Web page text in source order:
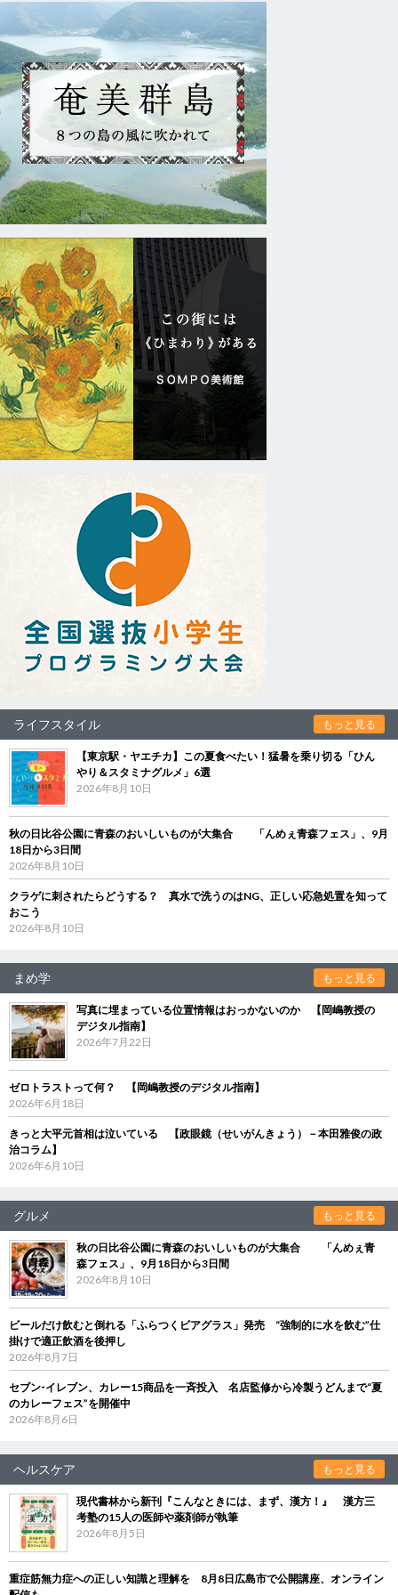
ライフスタイル もっと見る
【東京駅・ヤエチカ】この夏食べたい！猛暑を乗り切る「ひん
やり＆スタミナグルメ」6選
2026年8月10日
秋の日比谷公園に青森のおいしいものが大集合 「んめぇ青森フェス」、9月
18日から3日間
2026年8月10日
クラゲに刺されたらどうする？ 真水で洗うのはNG、正しい応急処置を知って
おこう
2026年8月10日
まめ学 もっと見る
写真に埋まっている位置情報はおっかないのか 【岡嶋教授の
デジタル指南】
2026年7月22日
ゼロトラストって何？ 【岡嶋教授のデジタル指南】
2026年6月18日
きっと大平元首相は泣いている 【政眼鏡（せいがんきょう）－本田雅俊の政
治コラム】
2026年6月10日
グルメ もっと見る
秋の日比谷公園に青森のおいしいものが大集合 「んめぇ青
森フェス」、9月18日から3日間
2026年8月10日
ビールだけ飲むと倒れる「ふらつくビアグラス」発売 “強制的に水を飲む”仕
掛けで適正飲酒を後押し
2026年8月7日
セブン‐イレブン、カレー15商品を一斉投入 名店監修から冷製うどんまで“夏
のカレーフェス”を開催中
2026年8月6日
ヘルスケア もっと見る
現代書林から新刊『こんなときには、まず、漢方！』 漢方三
考塾の15人の医師や薬剤師が執筆
2026年8月5日
重症筋無力症への正しい知識と理解を 8月8日広島市で公開講座、オンライン